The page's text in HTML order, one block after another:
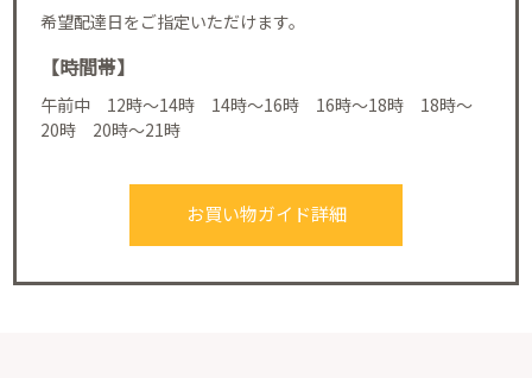
希望配達日をご指定いただけます。
【時間帯】
午前中 12時～14時 14時～16時 16時～18時 18時～
20時 20時～21時
お買い物ガイド詳細